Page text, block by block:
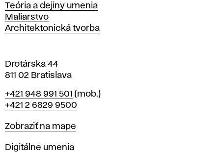
l
a
v
Katedry
Teória a dejiny umenia
Maliarstvo
Architektonická tvorba
Drotárska 44
811 02 Bratislava
Telefón
+421 948 991 501 (mob.)
+421 2 6829 9500
Mapa
Zobraziť na mape
Katedry
Digitálne umenia